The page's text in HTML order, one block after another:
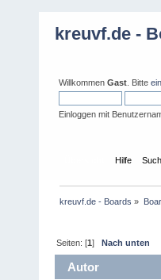
kreuvf.de -
Willkommen Gast . Bitte
Einloggen mit
Hilfe
kreuvf.de - Boards »
Seiten: [1]Nach unten
Autor